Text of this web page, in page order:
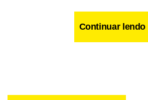
Continuar lendo